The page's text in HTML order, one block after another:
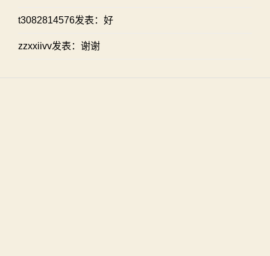
t3082814576发表：好
zzxxiivv发表：谢谢